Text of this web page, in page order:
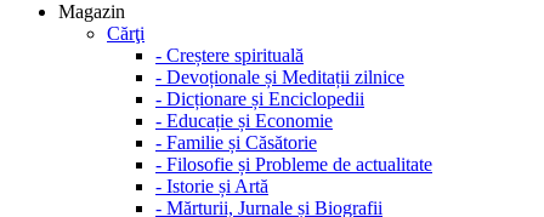
Magazin
Cărţi
- Creștere spirituală
- Devoționale și Meditații zilnice
- Dicționare și Enciclopedii
- Educație și Economie
- Familie și Căsătorie
- Filosofie și Probleme de actualitate
- Istorie și Artă
- Mărturii, Jurnale și Biografii